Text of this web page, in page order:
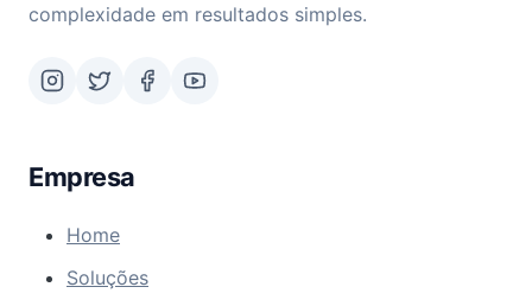
complexidade em resultados simples.
Empresa
Home
Soluções